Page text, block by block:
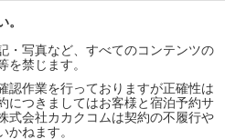
。
・写真など、すべてのコンテンツの
を禁じます。
認作業を行っておりますが正確性は
につきましてはお客様と宿泊予約サ
式会社カカクコムは契約の不履行や
かねます。